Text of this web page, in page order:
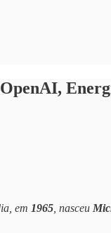
em 1965 , nasceu